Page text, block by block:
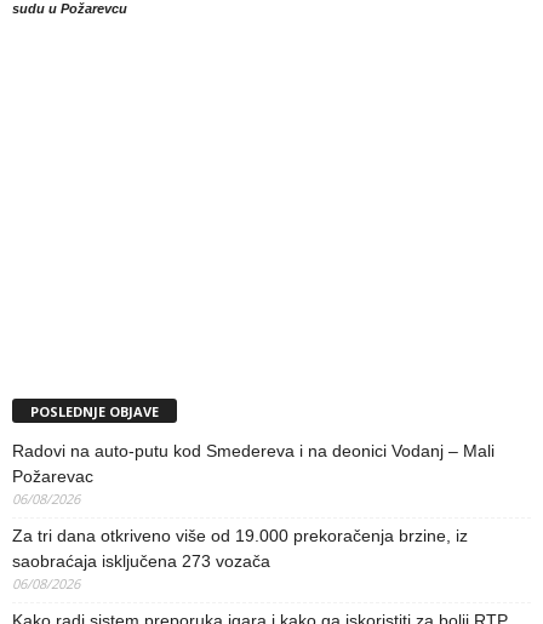
sudu u Požarevcu
POSLEDNJE OBJAVE
Radovi na auto-putu kod Smedereva i na deonici Vodanj – Mali
Požarevac
06/08/2026
Za tri dana otkriveno više od 19.000 prekoračenja brzine, iz
saobraćaja isključena 273 vozača
06/08/2026